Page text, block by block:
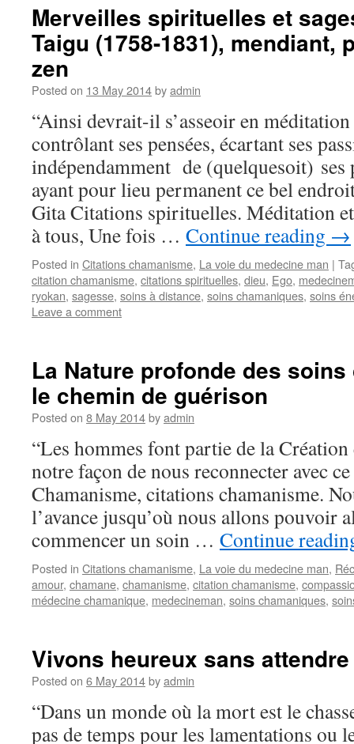
Merveilles spirituelles et
Taigu (1758-1831), mendiant,
zen
Posted on 13 May 2014byadmin
“Ainsi devrait-il s’asseoir en
contrôlant ses pensées, écartant ses
indépendamment de (quelquesoit) ses
ayant pour lieu permanent ce bel
Gita Citations spirituelles. Méditation
à tous, Une fois … Continue reading →
Posted in Citations chamanisme, La voie du medecine man |
citation chamanisme, citations spirituelles, dieu, Ego,
ryokan, sagesse, soins à distance, soins chamaniques, soins
Leave a comment
La Nature profonde des
le chemin de guérison
Posted on 8 May 2014byadmin
“Les hommes font partie de la Création
notre façon de nous reconnecter avec
Chamanisme, citations chamanisme.
l’avance jusqu’où nous allons pouvoir
commencer un soin … Continue
Posted in Citations chamanisme, La voie du medecine man,
amour, chamane, chamanisme, citation chamanisme,
médecine chamanique, medecineman, soins chamaniques,
Vivons heureux sans
Posted on 6 May 2014byadmin
“Dans un monde où la mort est le
pas de temps pour les lamentations ou